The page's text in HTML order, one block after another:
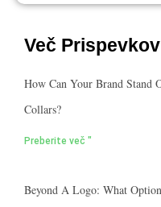
Več Prispevkov
How Can Your Brand Stand
Collars?
Preberite več "
Beyond A Logo: What